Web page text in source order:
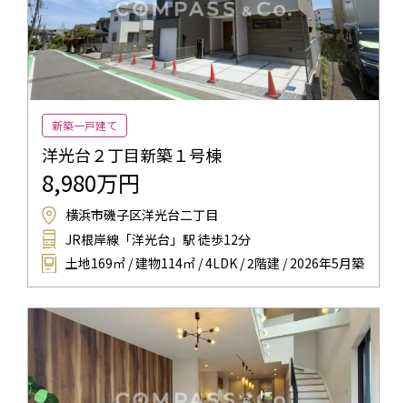
新築一戸建て
洋光台２丁目新築１号棟
8,980万円
横浜市磯子区洋光台二丁目
JR根岸線「洋光台」駅 徒歩12分
土地169㎡ / 建物114㎡ / 4LDK / 2階建 / 2026年5月築